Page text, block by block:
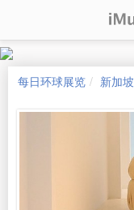
每日环球展览 新加坡